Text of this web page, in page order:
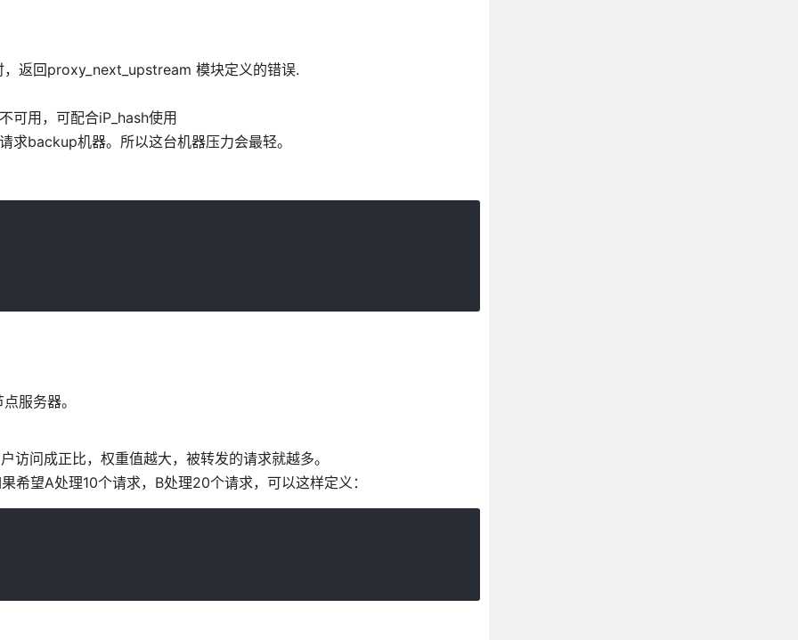
返回proxy_next_upstream 模块定义的错误.
可用，可配合iP_hash使用
backup机器。所以这台机器压力会最轻。
服务器。
问成正比，权重值越大，被转发的请求就越多。
望A处理10个请求，B处理20个请求，可以这样定义：